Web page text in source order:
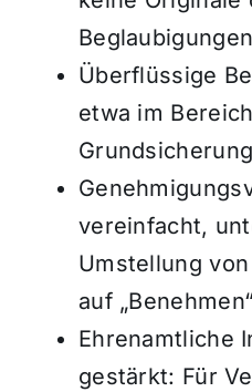
Überflüssige
etwa im
vereinfacht,
Umstellung von
auf
Ehrenamtliche
gestärkt: Für